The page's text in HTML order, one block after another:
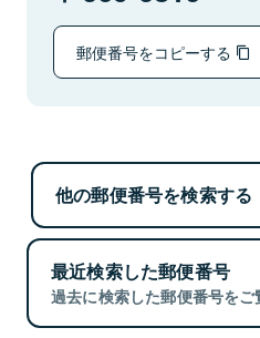
郵便番号をコピーする
他の郵便番号を検索する
最近検索した郵便番号
過去に検索した郵便番号をご